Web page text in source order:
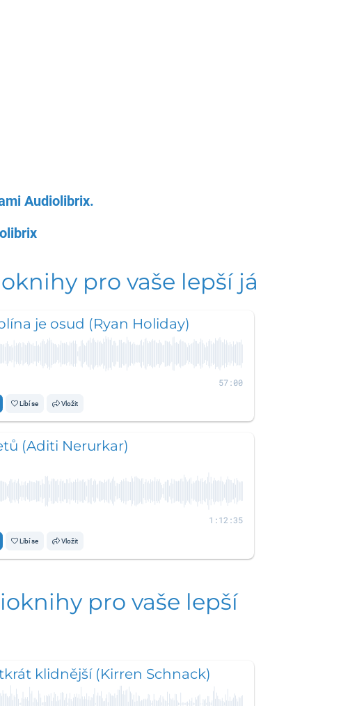
Audiolibrix.
pro vaše lepší já
je osud (Ryan Holiday)
57:00
Líbí se Vložit
(Aditi Nerurkar)
1:12:35
Líbí se Vložit
pro vaše lepší
klidnější (Kirren Schnack)